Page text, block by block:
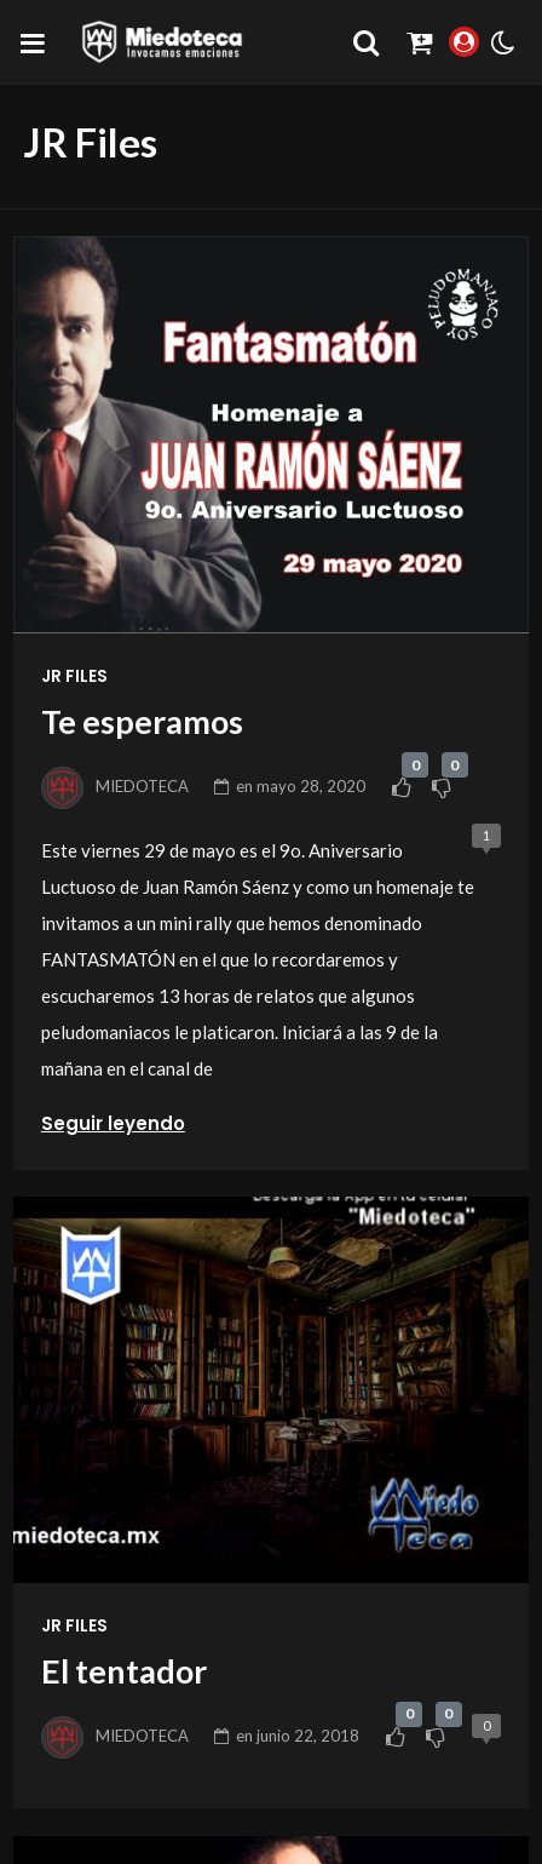
JR Files
JR FILES
Te esperamos
MIEDOTECA enmayo 28, 2020
0 0
1
Este viernes 29 de mayo es el 9o. Aniversario
Luctuoso de Juan Ramón Sáenz y como un homenaje te
invitamos a un mini rally que hemos denominado
FANTASMATÓN en el que lo recordaremos y
escucharemos 13 horas de relatos que algunos
peludomaniacos le platicaron. Iniciará a las 9 de la
mañana en el canal de
Seguir leyendo
JR FILES
El tentador
MIEDOTECA enjunio 22, 2018
0 0
0